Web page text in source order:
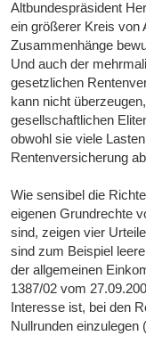
Altbundespräsident
ein größerer Kreis von
Zusammenhänge
Und auch der
gesetzlichen
kann nicht
gesellschaftlichen
obwohl sie viele
Rentenversicherung
Wie sensibel die
eigenen Grundrechte
sind, zeigen vier
sind zum Beispiel
der allgemeinen
1387/02 vom
Interesse ist, bei den
Nullrunden einzulegen